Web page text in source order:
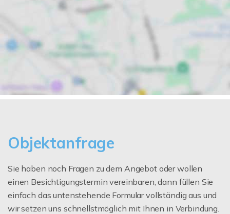
Objektanfrage
Sie haben noch Fragen zu dem Angebot oder wollen
einen Besichtigungstermin vereinbaren, dann füllen Sie
einfach das untenstehende Formular vollständig aus und
wir setzen uns schnellstmöglich mit Ihnen in Verbindung.